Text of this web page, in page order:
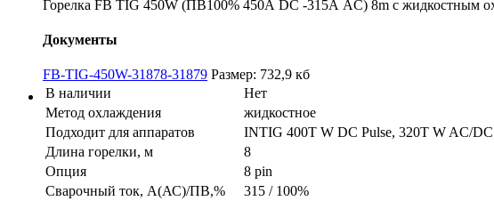
Горелка FB TIG 450W (ПВ100% 450А DC -315А AC) 8m с жидкостным
Документы
FB-TIG-450W-31878-31879 Размер: 732,9 кб
В наличии
Нет
Метод охлаждения
жидкостное
Подходит для аппаратов
INTIG 400T W DC Pulse, 320T W AC/
Длина горелки, м
8
Опция
8 pin
Сварочный ток, А(АС)/ПВ,%
315 / 100%